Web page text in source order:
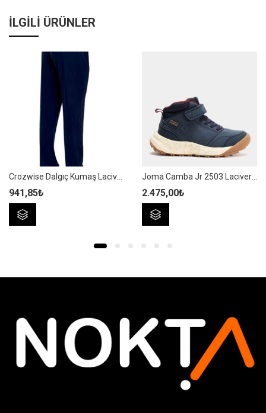
İLGILI ÜRÜNLER
941,85₺
seçilebilir
2.475,00₺
seçilebilir